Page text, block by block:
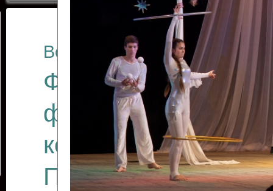
ОТЧЕТЫ ГКЦ
Все отчеты
Финал
фестиваля
коллективов
Приднестровского